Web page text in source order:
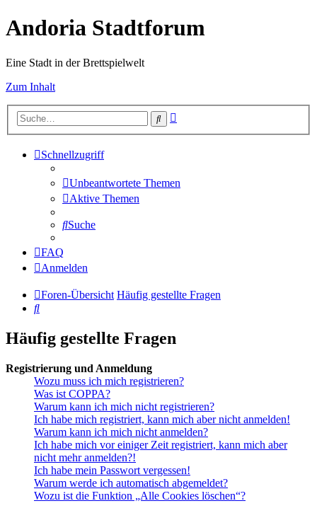
Andoria Stadtforum
Eine Stadt in der Brettspielwelt
Zum Inhalt
Suche
Schnellzugriff
Unbeantwortete Themen
Aktive Themen
Suche
FAQ
Anmelden
Foren-Übersicht Häufig gestellte Fragen
Suche
Häufig gestellte Fragen
Registrierung und Anmeldung
Wozu muss ich mich registrieren?
Was ist COPPA?
Warum kann ich mich nicht registrieren?
Ich habe mich registriert, kann mich aber nicht anmelden!
Warum kann ich mich nicht anmelden?
Ich habe mich vor einiger Zeit registriert, kann mich aber
nicht mehr anmelden?!
Ich habe mein Passwort vergessen!
Warum werde ich automatisch abgemeldet?
Wozu ist die Funktion „Alle Cookies löschen“?